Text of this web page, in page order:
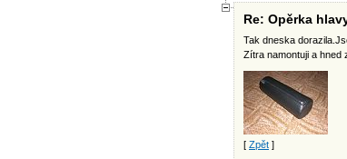
Re: Opěrka
Tak dneska
Zítra namontuji a hned
[ Zpět ]